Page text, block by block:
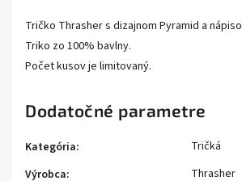
Tričko Thrasher s dizajnom Pyramid a
Triko zo 100% bavlny.
Počet kusov je limitovaný.
Dodatočné parametre
Kategória:
Tričká
Výrobca: Thrasher